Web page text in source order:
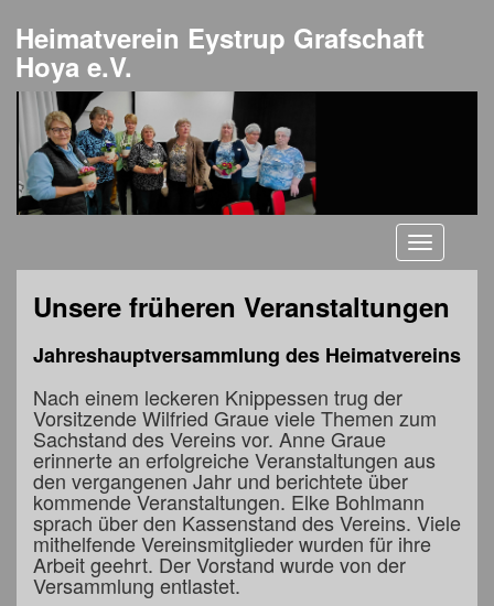
Heimatverein Eystrup Grafschaft
Hoya e.V.
Toggle
Unsere früheren Veranstaltungen
Jahreshauptversammlung des Heimatvereins
Nach einem leckeren Knippessen trug der
Vorsitzende Wilfried Graue viele Themen zum
Sachstand des Vereins vor. Anne Graue
erinnerte an erfolgreiche Veranstaltungen aus
den vergangenen Jahr und berichtete über
kommende Veranstaltungen. Elke Bohlmann
sprach über den Kassenstand des Vereins. Viele
mithelfende Vereinsmitglieder wurden für ihre
Arbeit geehrt. Der Vorstand wurde von der
Versammlung entlastet.